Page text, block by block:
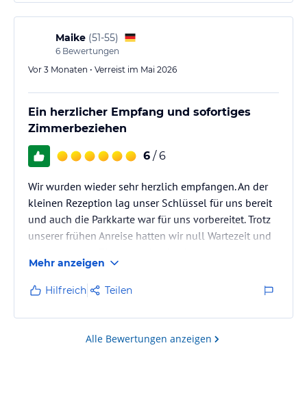
Maike (51-55)
6 Bewertungen
Vor 3 Monaten • Verreist im Mai 2026
Ein herzlicher Empfang und sofortiges
Zimmerbeziehen
6 / 6
Wir wurden wieder sehr herzlich empfangen. An der
kleinen Rezeption lag unser Schlüssel für uns bereit
und auch die Parkkarte war für uns vorbereitet. Trotz
unserer frühen Anreise hatten wir null Wartezeit und
Mehr anzeigen
Hilfreich Teilen
Alle Bewertungen anzeigen